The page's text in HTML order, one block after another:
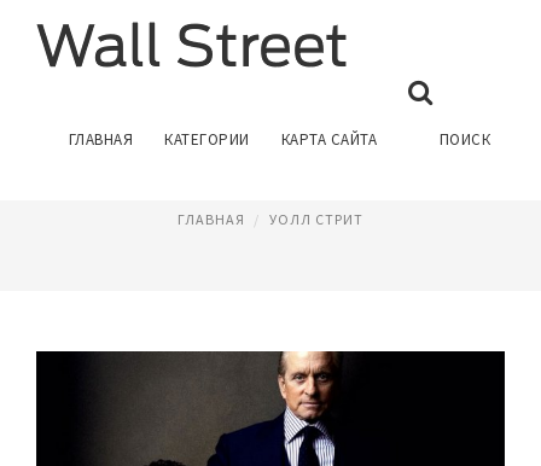
ГЛАВНАЯ КАТЕГОРИИ КАРТА САЙТА ПОИСК
ОЛИВЕР СТОУН УОЛЛ СТРИТ
ГЛАВНАЯ УОЛЛ СТРИТ